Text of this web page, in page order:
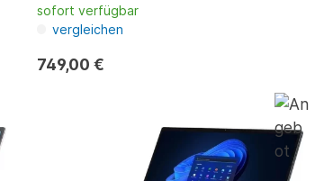
sofort verfügbar
vergleichen
749,00 €